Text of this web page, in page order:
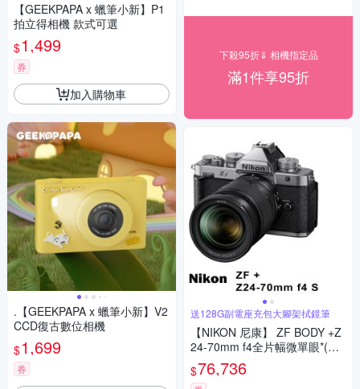
【GEEKPAPA x 蠟筆小新】P1
拍立得相機 款式可選
$1,499
券
加入購物車
.【GEEKPAPA x 蠟筆小新】V2
CCD復古數位相機
$1,699
券
下殺95折⇓ 相機指定品
滿1件享95折
送128G副電座充包大腳架拭鏡筆
【NIKON 尼康】 ZF BODY +Z
24-70mm f4全片幅微單眼*(平
行輸入)
$76,736